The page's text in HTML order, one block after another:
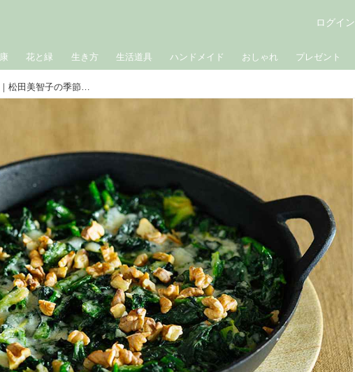
花と緑 生き方 生活道具 ハンドメイド おしゃれ プレゼント
ログイン
ちぢみほうれんそうのくたくたバター煮｜松田美智子の季節の仕事